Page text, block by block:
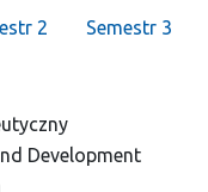
2 Semestr 3
Development